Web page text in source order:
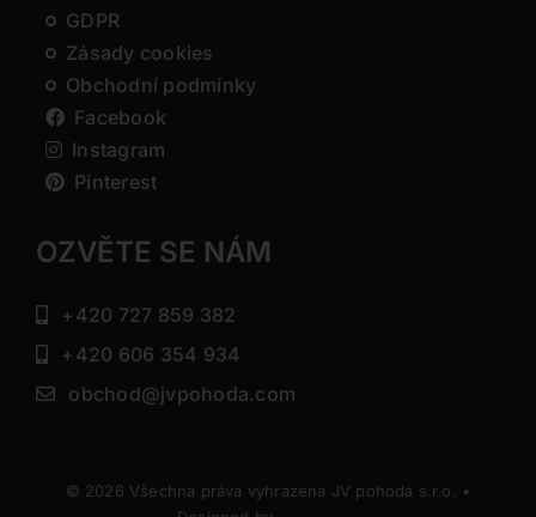
GDPR
Zásady cookies
Obchodní podmínky
Facebook
Instagram
Pinterest
OZVĚTE SE NÁM
+420 727 859 382
+420 606 354 934
obchod@jvpohoda.com
© 2026 Všechna práva vyhrazena JV pohoda s.r.o. •